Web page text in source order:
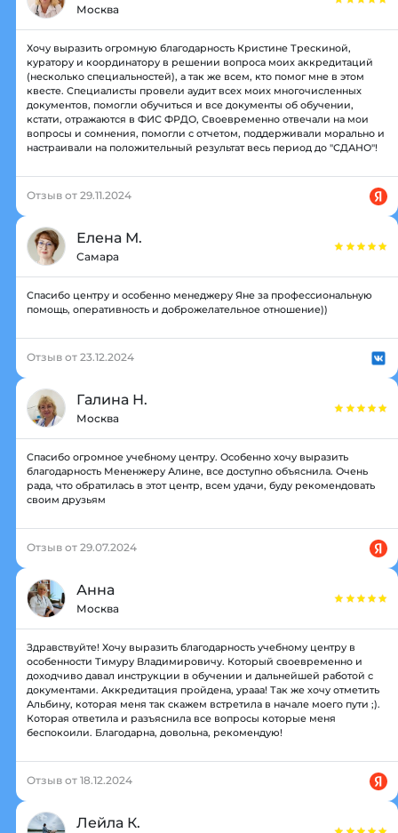
Москва
Хочу выразить огромную благодарность Кристине Трескиной,
куратору и координатору в решении вопроса моих аккредитаций
(несколько специальностей), а так же всем, кто помог мне в этом
квесте. Специалисты провели аудит всех моих многочисленных
документов, помогли обучиться и все документы об обучении,
кстати, отражаются в ФИС ФРДО, Своевременно отвечали на мои
вопросы и сомнения, помогли с отчетом, поддерживали морально и
настраивали на положительный результат весь период до "СДАНО"!
Отзыв от 29.11.2024
Елена М.
Самара
Спасибо центру и особенно менеджеру Яне за профессиональную
помощь, оперативность и доброжелательное отношение))
Отзыв от 23.12.2024
Галина Н.
Москва
Спасибо огромное учебному центру. Особенно хочу выразить
благодарность Мененжеру Алине, все доступно объяснила. Очень
рада, что обратилась в этот центр, всем удачи, буду рекомендовать
своим друзьям
Отзыв от 29.07.2024
Анна
Москва
Здравствуйте! Хочу выразить благодарность учебному центру в
особенности Тимуру Владимировичу. Который своевременно и
доходчиво давал инструкции в обучении и дальнейшей работой с
документами. Аккредитация пройдена, урааа! Так же хочу отметить
Альбину, которая меня так скажем встретила в начале моего пути ;).
Которая ответила и разъяснила все вопросы которые меня
беспокоили. Благодарна, довольна, рекомендую!
Отзыв от 18.12.2024
Лейла К.